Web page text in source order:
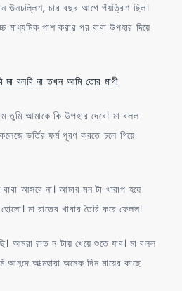
ঊনচল্লিশ, চার বছর আগে পঁয়ত্রিশ ছিল।
পাশ করার পর বাবা উপহার দিয়ে
বলবি না তখন আমি তোর মাগী
তুমি আমাকে কি উপহার দেবে। মা বলল
ভর্তির ফর্ম পূরণ করতে চলে গিয়ে
আসবে না। আমার মন টা খারাপ হয়ে
মা রাতের খাবার তৈরি করে ফেলল।
আমরা রাত ন টায় খেয়ে শুতে যাব। মা বলল
আত্মহারা অনেক দিন মায়ের কাছে